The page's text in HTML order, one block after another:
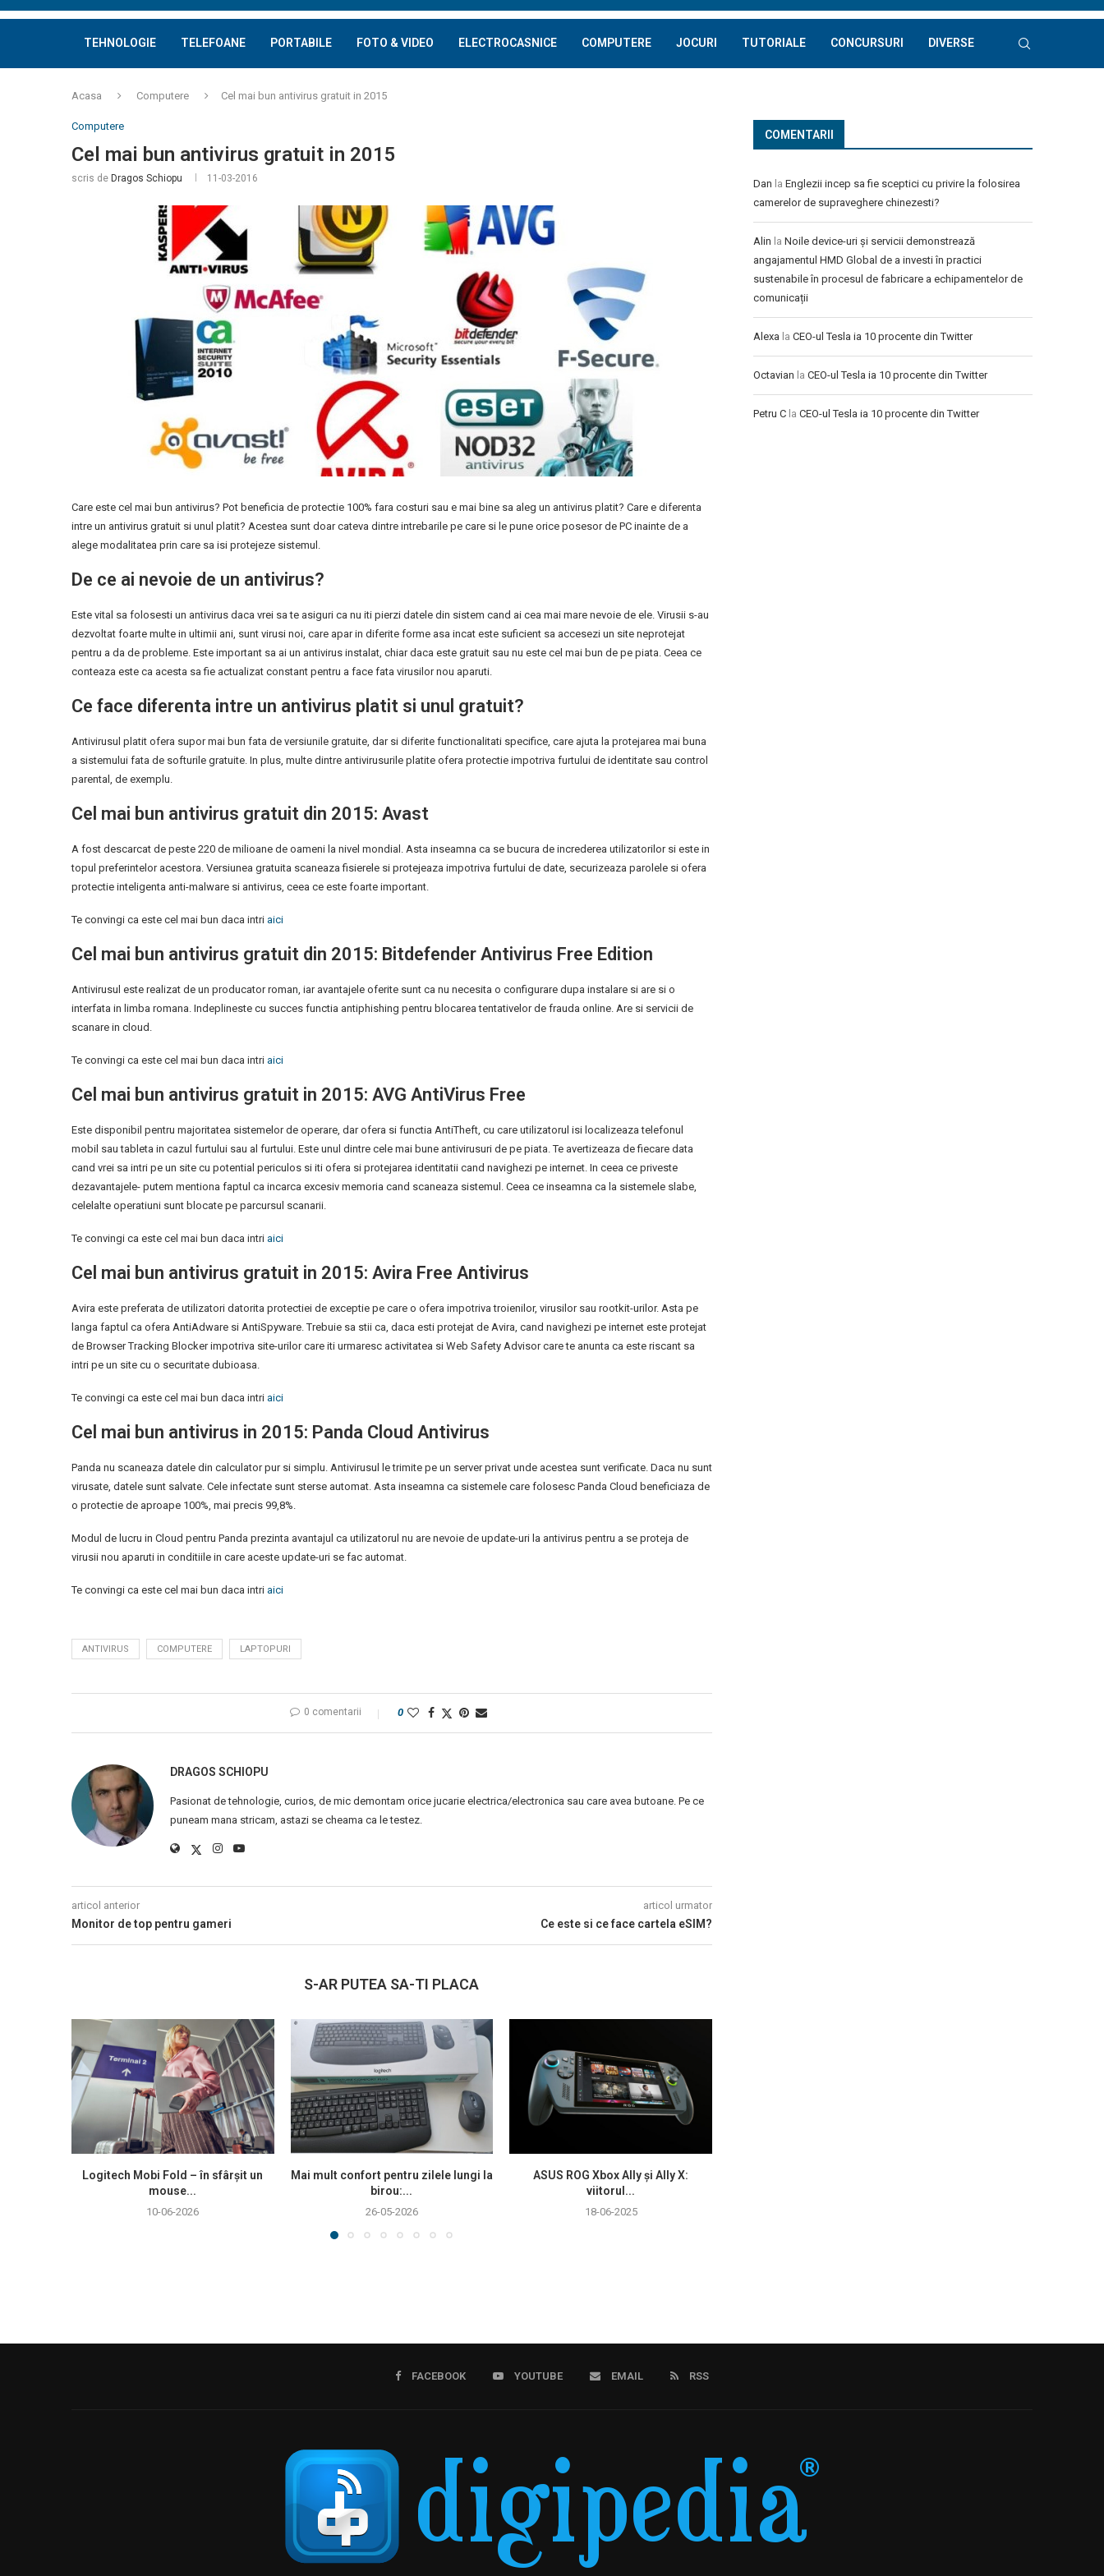
TEHNOLOGIE TELEFOANE PORTABILE FOTO & VIDEO ELECTROCASNICE COMPUTERE JOCURI TUTORIALE CONCURSURI DIVERSE
Acasa Computere Cel mai bun antivirus gratuit in 2015
Computere
Cel mai bun antivirus gratuit in 2015
scris de Dragos Schiopu 11-03-2016
Care este cel mai bun antivirus? Pot beneficia de protectie 100% fara costuri sau e mai bine sa aleg un antivirus platit? Care e diferenta
intre un antivirus gratuit si unul platit? Acestea sunt doar cateva dintre intrebarile pe care si le pune orice posesor de PC inainte de a
alege modalitatea prin care sa isi protejeze sistemul.
De ce ai nevoie de un antivirus?
Este vital sa folosesti un antivirus daca vrei sa te asiguri ca nu iti pierzi datele din sistem cand ai cea mai mare nevoie de ele. Virusii s-au
dezvoltat foarte multe in ultimii ani, sunt virusi noi, care apar in diferite forme asa incat este suficient sa accesezi un site neprotejat
pentru a da de probleme. Este important sa ai un antivirus instalat, chiar daca este gratuit sau nu este cel mai bun de pe piata. Ceea ce
conteaza este ca acesta sa fie actualizat constant pentru a face fata virusilor nou aparuti.
Ce face diferenta intre un antivirus platit si unul gratuit?
Antivirusul platit ofera supor mai bun fata de versiunile gratuite, dar si diferite functionalitati specifice, care ajuta la protejarea mai buna
a sistemului fata de softurile gratuite. In plus, multe dintre antivirusurile platite ofera protectie impotriva furtului de identitate sau control
parental, de exemplu.
Cel mai bun antivirus gratuit din 2015: Avast
A fost descarcat de peste 220 de milioane de oameni la nivel mondial. Asta inseamna ca se bucura de increderea utilizatorilor si este in
topul preferintelor acestora. Versiunea gratuita scaneaza fisierele si protejeaza impotriva furtului de date, securizeaza parolele si ofera
protectie inteligenta anti-malware si antivirus, ceea ce este foarte important.
Te convingi ca este cel mai bun daca intri aici
Cel mai bun antivirus gratuit din 2015: Bitdefender Antivirus Free Edition
Antivirusul este realizat de un producator roman, iar avantajele oferite sunt ca nu necesita o configurare dupa instalare si are si o
interfata in limba romana. Indeplineste cu succes functia antiphishing pentru blocarea tentativelor de frauda online. Are si servicii de
scanare in cloud.
Te convingi ca este cel mai bun daca intri aici
Cel mai bun antivirus gratuit in 2015: AVG AntiVirus Free
Este disponibil pentru majoritatea sistemelor de operare, dar ofera si functia AntiTheft, cu care utilizatorul isi localizeaza telefonul
mobil sau tableta in cazul furtului sau al furtului. Este unul dintre cele mai bune antivirusuri de pe piata. Te avertizeaza de fiecare data
cand vrei sa intri pe un site cu potential periculos si iti ofera si protejarea identitatii cand navighezi pe internet. In ceea ce priveste
dezavantajele- putem mentiona faptul ca incarca excesiv memoria cand scaneaza sistemul. Ceea ce inseamna ca la sistemele slabe,
celelalte operatiuni sunt blocate pe parcursul scanarii.
Te convingi ca este cel mai bun daca intri aici
Cel mai bun antivirus gratuit in 2015: Avira Free Antivirus
Avira este preferata de utilizatori datorita protectiei de exceptie pe care o ofera impotriva troienilor, virusilor sau rootkit-urilor. Asta pe
langa faptul ca ofera AntiAdware si AntiSpyware. Trebuie sa stii ca, daca esti protejat de Avira, cand navighezi pe internet este protejat
de Browser Tracking Blocker impotriva site-urilor care iti urmaresc activitatea si Web Safety Advisor care te anunta ca este riscant sa
intri pe un site cu o securitate dubioasa.
Te convingi ca este cel mai bun daca intri aici
Cel mai bun antivirus in 2015: Panda Cloud Antivirus
Panda nu scaneaza datele din calculator pur si simplu. Antivirusul le trimite pe un server privat unde acestea sunt verificate. Daca nu sunt
virusate, datele sunt salvate. Cele infectate sunt sterse automat. Asta inseamna ca sistemele care folosesc Panda Cloud beneficiaza de
o protectie de aproape 100%, mai precis 99,8%.
Modul de lucru in Cloud pentru Panda prezinta avantajul ca utilizatorul nu are nevoie de update-uri la antivirus pentru a se proteja de
virusii nou aparuti in conditiile in care aceste update-uri se fac automat.
Te convingi ca este cel mai bun daca intri aici
ANTIVIRUS COMPUTERE LAPTOPURI
0 comentarii 0
DRAGOS SCHIOPU
Pasionat de tehnologie, curios, de mic demontam orice jucarie electrica/electronica sau care avea butoane. Pe ce
puneam mana stricam, astazi se cheama ca le testez.
articol anterior
Monitor de top pentru gameri
articol urmator
Ce este si ce face cartela eSIM?
S-AR PUTEA SA-TI PLACA
Logitech Mobi Fold – în sfârșit un
mouse...
10-06-2026
Mai mult confort pentru zilele lungi la
birou:...
26-05-2026
ASUS ROG Xbox Ally și Ally X:
viitorul...
18-06-2025
COMENTARII
Dan la Englezii incep sa fie sceptici cu privire la folosirea
camerelor de supraveghere chinezesti?
Alin la Noile device-uri și servicii demonstrează
angajamentul HMD Global de a investi în practici
sustenabile în procesul de fabricare a echipamentelor de
comunicații
Alexa la CEO-ul Tesla ia 10 procente din Twitter
Octavian la CEO-ul Tesla ia 10 procente din Twitter
Petru C la CEO-ul Tesla ia 10 procente din Twitter
FACEBOOK YOUTUBE EMAIL RSS